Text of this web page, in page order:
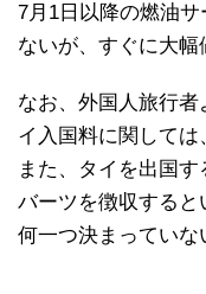
7月1日以降の燃油
ないが、すぐに大幅
なお、外国人旅行者
イ入国料に関しては
また、タイを出国
バーツを徴収すると
何一つ決まっていな